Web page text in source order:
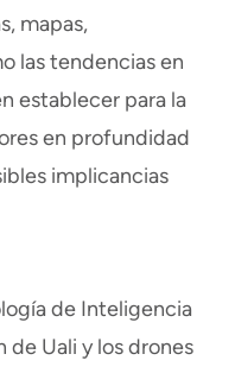
mapas,
las tendencias en
establecer para la
en profundidad
implicancias
de Inteligencia
Uali y los drones